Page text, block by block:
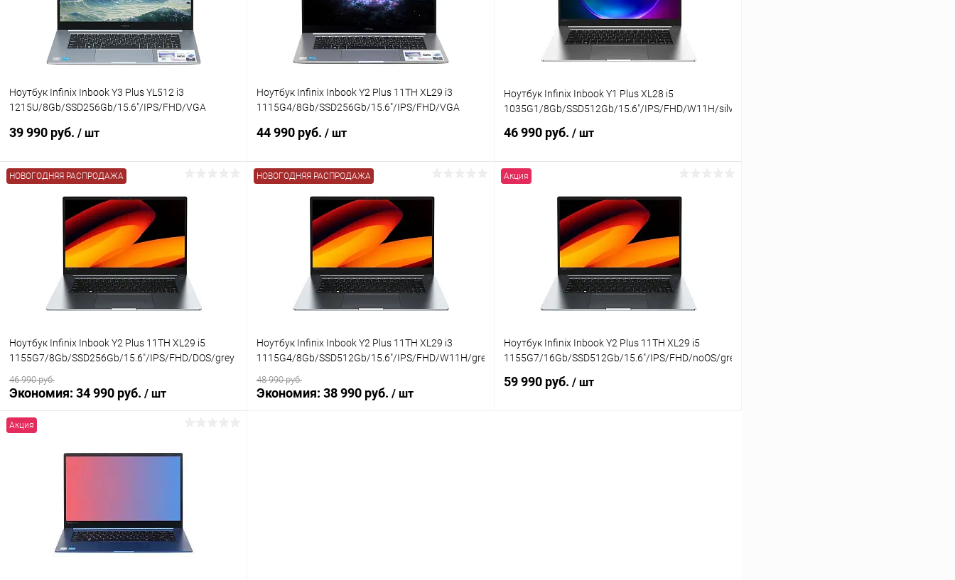
Ноутбук Infinix Inbook Y3 Plus YL512 i3
1215U/8Gb/SSD256Gb/15.6"/IPS/FHD/VGA
39 990 руб. / шт
В избранное
Ноутбук Infinix Inbook Y2 Plus 11TH XL29 i3
1115G4/8Gb/SSD256Gb/15.6"/IPS/FHD/VGA
44 990 руб. / шт
К сравнению
В избранное В наличии
Ноутбук Infinix Inbook Y1 Plus XL28 i5
1035G1/8Gb/SSD512Gb/15.6"/IPS/FHD/W11H/silver
46 990 руб. / шт
К сравнению
В избранное
НОВОГОДНЯЯ РАСПРОДАЖА
Ноутбук Infinix Inbook Y2 Plus 11TH XL29 i5
1155G7/8Gb/SSD256Gb/15.6"/IPS/FHD/DOS/grey
46 990 руб.
Экономия: 34 990 руб. / шт
НОВОГОДНЯЯ РАСПРОДАЖА
Ноутбук Infinix Inbook Y2 Plus 11TH XL29 i3
1115G4/8Gb/SSD512Gb/15.6"/IPS/FHD/W11H/grey
48 990 руб.
Экономия: 38 990 руб. / шт
Акция
Ноутбук Infinix Inbook Y2 Plus 11TH XL29 i5
1155G7/16Gb/SSD512Gb/15.6"/IPS/FHD/noOS/grey
59 990 руб. / шт
Акция